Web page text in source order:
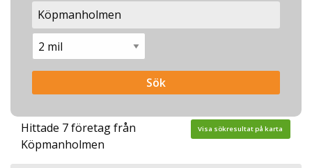
Hittade 7 företag från
Köpmanholmen
Visa sökresultat på karta